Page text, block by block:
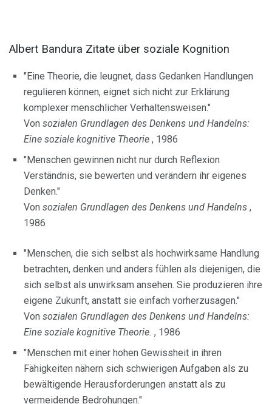
Albert Bandura Zitate über soziale Kognition
"Eine Theorie, die leugnet, dass Gedanken Handlungen
regulieren können, eignet sich nicht zur Erklärung
komplexer menschlicher Verhaltensweisen."
Von sozialen Grundlagen des Denkens und Handelns:
Eine soziale kognitive Theorie , 1986
"Menschen gewinnen nicht nur durch Reflexion
Verständnis, sie bewerten und verändern ihr eigenes
Denken."
Von sozialen Grundlagen des Denkens und Handelns ,
1986
"Menschen, die sich selbst als hochwirksame Handlung
betrachten, denken und anders fühlen als diejenigen, die
sich selbst als unwirksam ansehen. Sie produzieren ihre
eigene Zukunft, anstatt sie einfach vorherzusagen."
Von sozialen Grundlagen des Denkens und Handelns:
Eine soziale kognitive Theorie. , 1986
"Menschen mit einer hohen Gewissheit in ihren
Fähigkeiten nähern sich schwierigen Aufgaben als zu
bewältigende Herausforderungen anstatt als zu
vermeidende Bedrohungen."